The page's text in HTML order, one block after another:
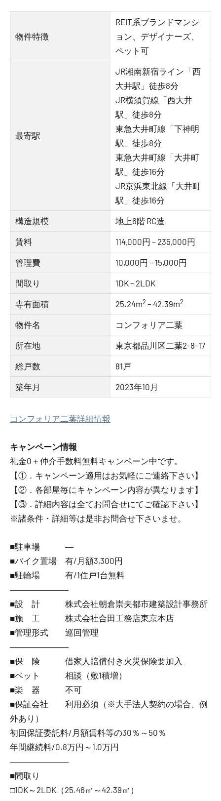
物件特徴
REIT系ブランドマンシ
ョン、デザイナーズ、
ペット可
最寄駅
JR湘南新宿ライン「西
大井駅」徒歩8分
JR横須賀線「西大井
駅」徒歩8分
東急大井町線「下神明
駅」徒歩8分
東急大井町線「大井町
駅」徒歩16分
JR京浜東北線「大井町
駅」徒歩16分
構造規模 地上6階 RC造
賃料 114,000円 – 235,000円
管理費 10,000円 – 15,000円
間取り 1DK – 2LDK
専有面積 25.24m2 – 42.39m2
物件名 コンフォリア二葉
所在地 東京都品川区二葉2-8-17
総戸数 81戸
築年月 2023年10月
コンフォリア二葉詳細情報
キャンペーン情報
礼金0 ＋ 仲介手数料無料キャンペーン中です。
【①．キャンペーン適用はお気軽にご連絡下さい】
【②．各部屋毎にキャンペーン内容が異なります】
【③．詳細内容は全てお問合せにてご確認下さい】
※諸条件・詳細等は是非お問合せ下さいませ。
■駐車場 ―
■バイク置場 有/月額3,300円
■駐輪場 有/1住戸1台無料
―――――――
■設 計 株式会社朝倉崇夫都市建築設計事務所
■施 工 株式会社合田工務店東京本店
■管理形式 巡回管理
―――――――
■保 険 借家人賠償付き火災保険要加入
■ペット 相談（敷1積増）
■楽 器 不可
■保証会社 利用必須（※大手法人契約の場合、例
外あり）
初回保証委託料/月額賃料等の30％～50％
年間継続料/0.8万円～1.0万円
―――――――
■間取り
□1DK～2LDK（25.46㎡～42.39㎡）